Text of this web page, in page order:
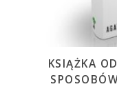
KSIĄŻKA